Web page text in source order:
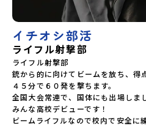
イチオシ部活
ライフル射撃部
ライフル射撃部
銃から的に向けてビームを放ち、得
４５分で６０発を撃ちます。
全国大会常連で、国体にも出場しま
みんな高校デビューです！
ビームライフルなので校内で安全に